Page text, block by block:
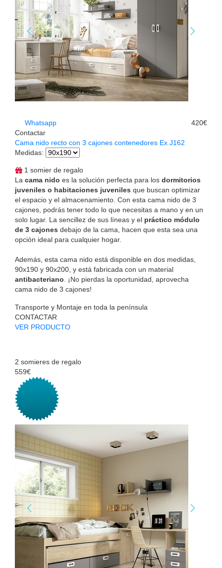
Whatsapp
Contactar
420€
Cama nido recto con 3 cajones contenedores Ex J162
Medidas:
1 somier de regalo
La cama nido es la solución perfecta para los dormitorios
juveniles o habitaciones juveniles que buscan optimizar
el espacio y el almacenamiento. Con esta cama nido de 3
cajones, podrás tener todo lo que necesitas a mano y en un
solo lugar. La sencillez de sus líneas y el práctico módulo
de 3 cajones debajo de la cama, hacen que esta sea una
opción ideal para cualquier hogar.
Además, esta cama nido está disponible en dos medidas,
90x190 y 90x200, y está fabricada con un material
antibacteriano . ¡No pierdas la oportunidad, aprovecha
cama nido de 3 cajones!
Transporte y Montaje en toda la península
CONTACTAR
VER PRODUCTO
2 somieres de regalo
559€